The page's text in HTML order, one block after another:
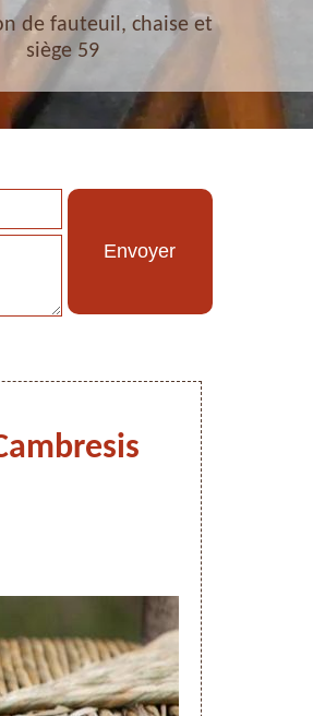
de fauteuil, chaise et
siège 59